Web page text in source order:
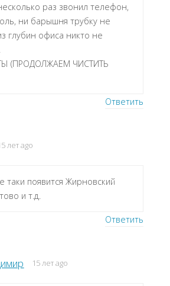
раз звонил телефон,
ни барышня трубку не
глубин офиса никто не
(ПРОДОЛЖАЕМ ЧИСТИТЬ
Ответить
лет ago
таки появится Жирновский
и т.д.
Ответить
15 лет ago